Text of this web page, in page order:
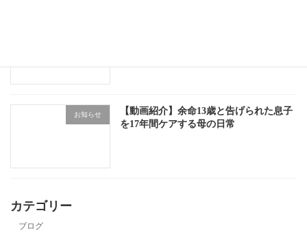
お知らせ
【動画紹介】余命13歳と告げられた息子
を17年間ケアする母の日常
カテゴリー
ブログ